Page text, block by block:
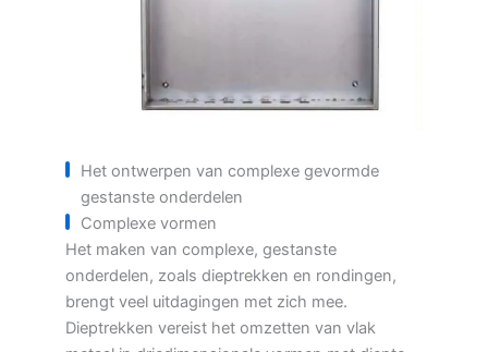
Het ontwerpen van complexe gevormde
gestanste onderdelen
Complexe vormen
Het maken van complexe, gestanste
onderdelen, zoals dieptrekken en rondingen,
brengt veel uitdagingen met zich mee.
Dieptrekken vereist het omzetten van vlak